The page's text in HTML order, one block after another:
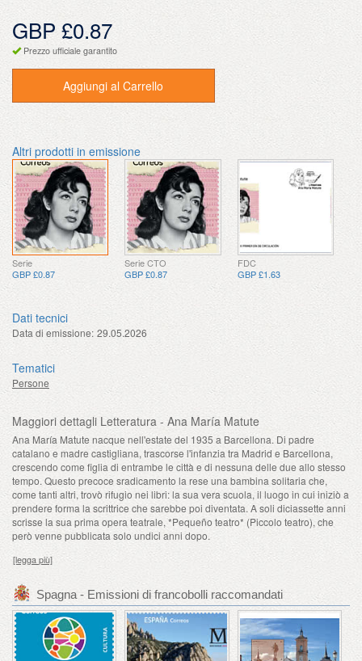
GBP £0.87
Prezzo ufficiale garantito
Aggiungi al Carrello
Altri prodotti in emissione
Serie
GBP £0.87
Serie CTO
GBP £0.87
FDC
GBP £1.63
Dati tecnici
Data di emissione: 29.05.2026
Tematici
Persone
Maggiori dettagli Letteratura - Ana María Matute
Ana María Matute nacque nell'estate del 1935 a Barcellona. Di padre
catalano e madre castigliana, trascorse l'infanzia tra Madrid e Barcellona, ​​
crescendo come figlia di entrambe le città e di nessuna delle due allo stesso
tempo. Questo precoce sradicamento la rese una bambina solitaria che,
come tanti altri, trovò rifugio nei libri: la sua vera scuola, il luogo in cui iniziò a
prendere forma la scrittrice che sarebbe poi diventata. A soli diciassette anni
scrisse la sua prima opera teatrale, *Pequeño teatro* (Piccolo teatro), che
però venne pubblicata solo undici anni dopo.
[legga più]
Spagna - Emissioni di francobolli raccomandati